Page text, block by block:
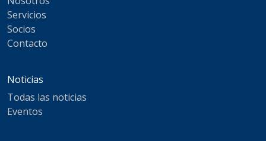
Servicios
Socios
Contacto
Noticias
Todas las noticias
Eventos